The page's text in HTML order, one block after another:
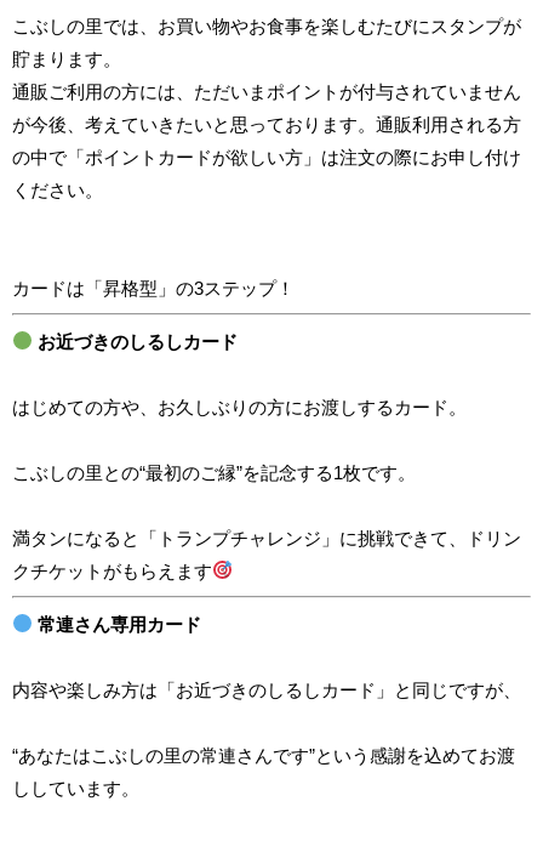
こぶしの里では、お買い物やお食事を楽しむたびにスタンプが
貯まります。
通販ご利用の方には、ただいまポイントが付与されていません
が今後、考えていきたいと思っております。通販利用される方
の中で「ポイントカードが欲しい方」は注文の際にお申し付け
ください。
カードは「昇格型」の3ステップ！
お近づきのしるしカード
はじめての方や、お久しぶりの方にお渡しするカード。
こぶしの里との“最初のご縁”を記念する1枚です。
満タンになると「トランプチャレンジ」に挑戦できて、ドリン
クチケットがもらえます
常連さん専用カード
内容や楽しみ方は「お近づきのしるしカード」と同じですが、
“あなたはこぶしの里の常連さんです”という感謝を込めてお渡
ししています。